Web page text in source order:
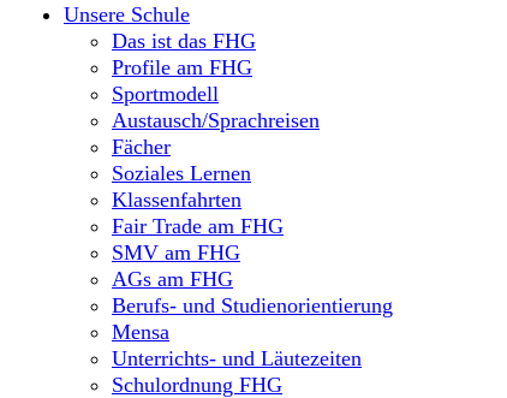
Unsere Schule
Das ist das FHG
Profile am FHG
Sportmodell
Austausch/Sprachreisen
Fächer
Soziales Lernen
Klassenfahrten
Fair Trade am FHG
SMV am FHG
AGs am FHG
Berufs- und Studienorientierung
Mensa
Unterrichts- und Läutezeiten
Schulordnung FHG